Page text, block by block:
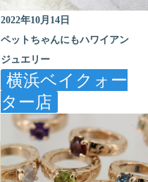
2022年10月14日
ペットちゃんにもハワイアン
ジュエリー
横浜ベイクォー
ター店